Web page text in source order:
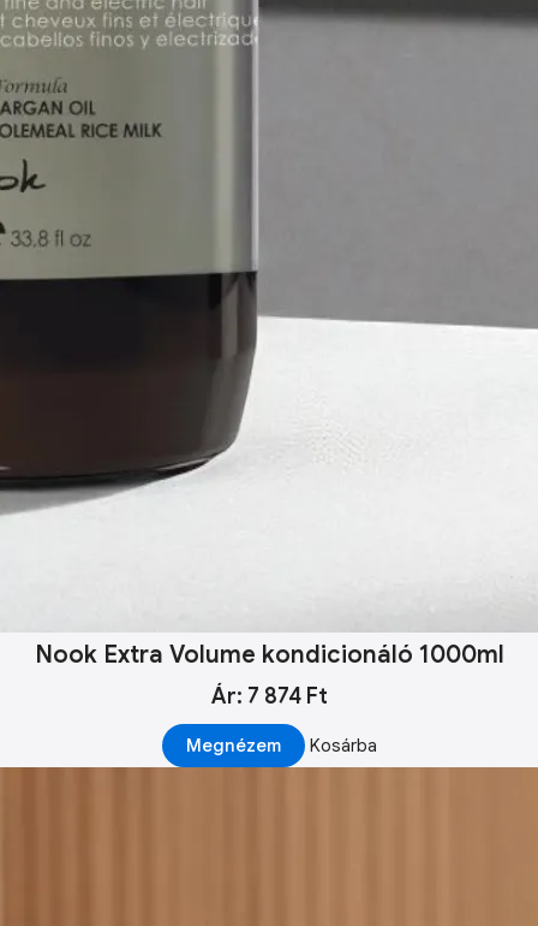
Nook Extra Volume kondicionáló 1000ml
Ár: 7 874 Ft
Megnézem Kosárba